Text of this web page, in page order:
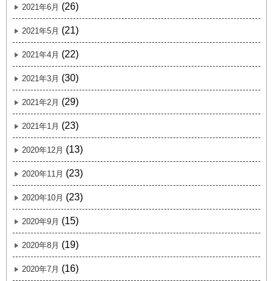
2021年6月 (26)
2021年5月 (21)
2021年4月 (22)
2021年3月 (30)
2021年2月 (29)
2021年1月 (23)
2020年12月 (13)
2020年11月 (23)
2020年10月 (23)
2020年9月 (15)
2020年8月 (19)
2020年7月 (16)